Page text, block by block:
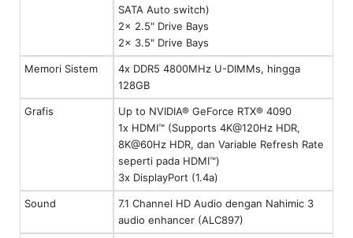
SATA Auto switch)
2x 2.5" Drive Bays
2x 3.5" Drive Bays
Memori Sistem
4x DDR5 4800MHz U-DIMMs, hingga
128GB
Grafis
Up to NVIDIA® GeForce RTX® 4090
1x HDMI™ (Supports 4K@120Hz HDR,
8K@60Hz HDR, dan Variable Refresh Rate
seperti pada HDMI™)
3x DisplayPort (1.4a)
Sound
7.1 Channel HD Audio dengan Nahimic 3
audio enhancer (ALC897)